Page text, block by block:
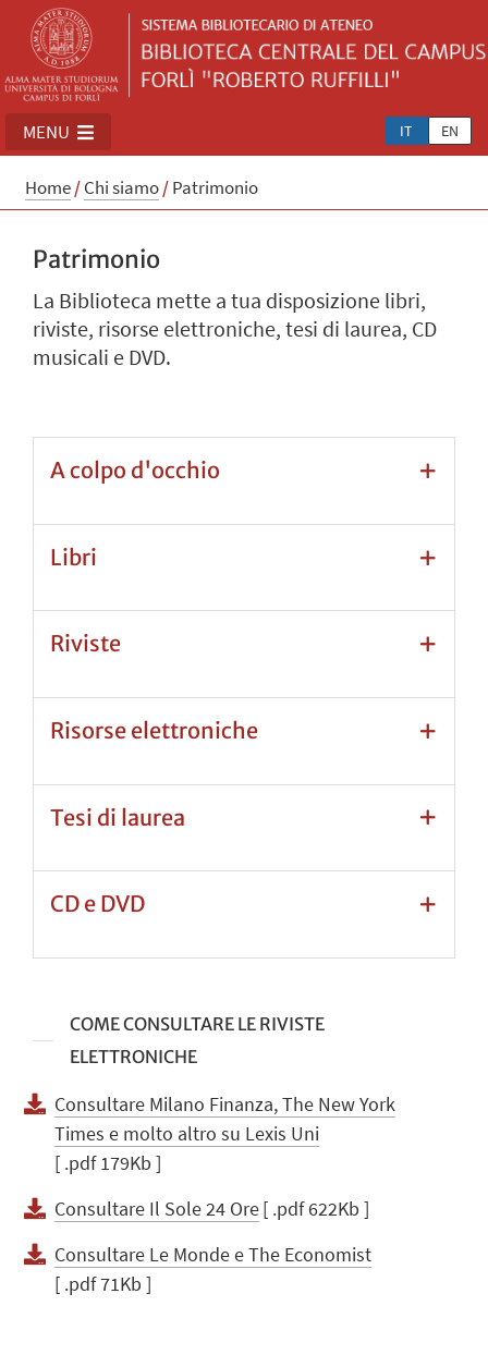
IT EN
MENU
Home/Chi siamo/Patrimonio
Patrimonio
La Biblioteca mette a tua disposizione libri,
riviste, risorse elettroniche, tesi di laurea, CD
musicali e DVD.
A colpo d'occhio
Libri
Riviste
Risorse elettroniche
Tesi di laurea
CD e DVD
COME CONSULTARE LE RIVISTE
ELETTRONICHE
Consultare Milano Finanza, The New York
Times e molto altro su Lexis Uni
[ .pdf 179Kb ]
Consultare Il Sole 24 Ore[ .pdf 622Kb ]
Consultare Le Monde e The Economist
[ .pdf 71Kb ]